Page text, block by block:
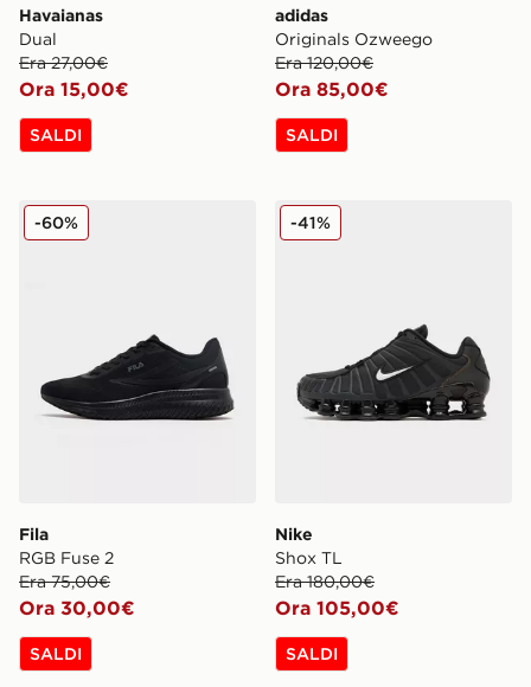
Havaianas
Dual
Era 27,00€
Ora 15,00€
SALDI
adidas
Originals Ozweego
Era 120,00€
Ora 85,00€
SALDI
Fila RGB Fuse 2
Fila
RGB Fuse 2
Era 75,00€
Ora 30,00€
-60%
SALDI
Nike Shox TL
Nike
Shox TL
Era 180,00€
Ora 105,00€
-41%
SALDI